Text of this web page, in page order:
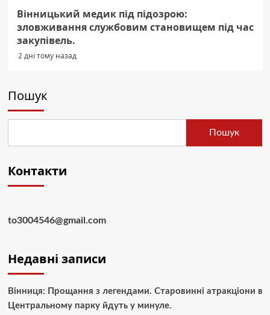
Вінницький медик під підозрою:
зловживання службовим становищем під час
закупівель.
2 дні тому назад
Пошук
Пошук
Контакти
to3004546@gmail.com
Недавні записи
Вінниця: Прощання з легендами. Старовинні атракціони в
Центральному парку йдуть у минуле.